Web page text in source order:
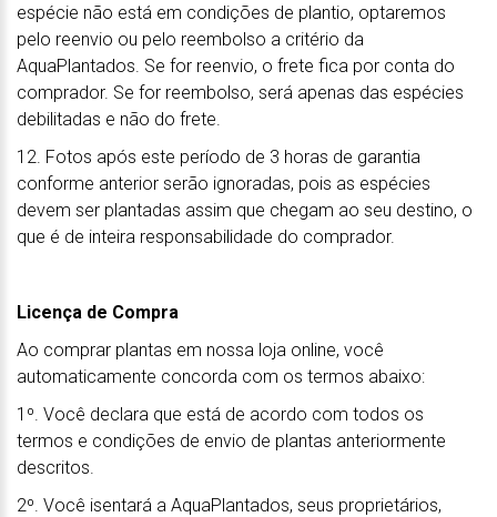
espécie não está em condições de plantio, optaremos
pelo reenvio ou pelo reembolso a critério da
AquaPlantados. Se for reenvio, o frete fica por conta do
comprador. Se for reembolso, será apenas das espécies
debilitadas e não do frete.
12. Fotos após este período de 3 horas de garantia
conforme anterior serão ignoradas, pois as espécies
devem ser plantadas assim que chegam ao seu destino, o
que é de inteira responsabilidade do comprador.
Licença de Compra
Ao comprar plantas em nossa loja online, você
automaticamente concorda com os termos abaixo:
1º. Você declara que está de acordo com todos os
termos e condições de envio de plantas anteriormente
descritos.
2º. Você isentará a AquaPlantados, seus proprietários,